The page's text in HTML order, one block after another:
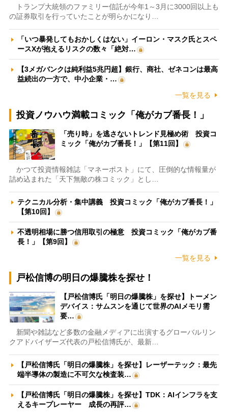
トランプ大統領のファミリー信託が今年1～3月に3000回以上も
の証券取引を行っていたことが明らかになり…
「いつ暴発してもおかしくはない」イーロン・マスク氏とスペ
ースXが抱えるリスクの数々「絶対…
【3メガバンクは純利益5兆円超】銀行、商社、ゼネコンは最高
益続出の一方で、中小企業・…
一覧を見る
投資ノウハウ満載コミック「俺がカブ番長！」
「売り時」を逃さないトレンド見極め術 投資コ
ミック「俺がカブ番長！」【第11回】
かつて投資情報雑誌「マネーポスト」にて、圧倒的な情報量が
詰め込まれた「天下無敵の株コミック」とし…
テクニカル分析・集中講義 投資コミック「俺がカブ番長！」
【第10回】
不透明相場に勝つ信用取引の極意 投資コミック「俺がカブ番
長！」【第9回】
一覧を見る
戸松信博の明日の爆騰株を探せ！
【戸松信博氏「明日の爆騰株」を探せ】トーメン
デバイス：サムスンを通じて世界のAIメモリ需
要…
新聞や雑誌など多数の金融メディアに出演するグローバルリン
クアドバイザーズ代表の戸松信博氏が、最新…
【戸松信博氏「明日の爆騰株」を探せ】レーザーテック：最先
端半導体の製造に不可欠な検査装…
【戸松信博氏「明日の爆騰株」を探せ】TDK：AIインフラを支
えるキープレーヤー 成長の再評…